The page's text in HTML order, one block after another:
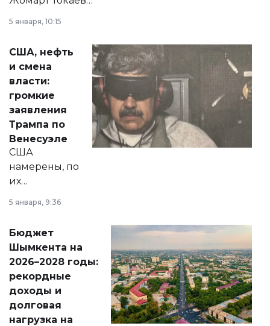
сразу несколько
актуальных тем —
от слухов о
политических
реформах до
вопросов армии,
экономики и
личного здоровья.
5 января, 10:15
США, нефть
и смена
власти:
громкие
заявления
Трампа по
Венесуэле
США
намерены, по
их
принести
народу
Венесуэлы.
5 января, 9:36
Бюджет
Шымкента на
2026–2028 годы:
рекордные
доходы и
долговая
нагрузка на